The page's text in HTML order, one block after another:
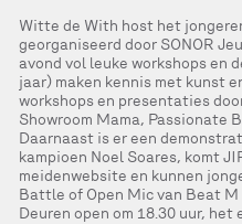
Witte de With host het
georganiseerd door SONOR
avond vol leuke workshops en
jaar) maken kennis met kunst
workshops en presentaties
Showroom Mama, Passionate
Daarnaast is er een
kampioen Noel Soares, komt
meidenwebsite en kunnen
Battle of Open Mic van Beat M
Deuren open om 18.30 uur, het